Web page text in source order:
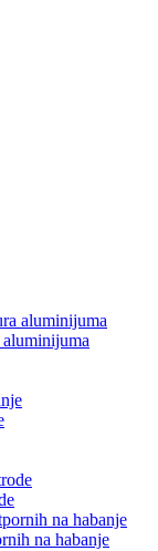
na habanje